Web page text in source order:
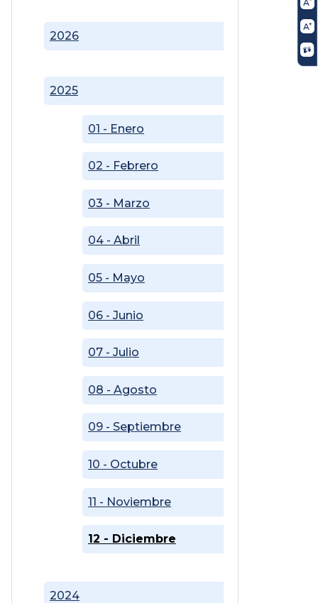
2024
2025
01 - Enero
02 - Febrero
03 - Marzo
04 - Abril
05 - Mayo
06 - Junio
07 - Julio
08 - Agosto
09 - Septiembre
10 - Octubre
11 - Noviembre
12 - Diciembre
2026